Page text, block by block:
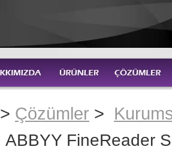
> Çözümler >
ABBYY FineReader